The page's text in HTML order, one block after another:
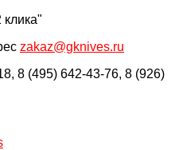
клика"
zakaz@gknives.ru
8 (495) 642-43-76, 8 (926)